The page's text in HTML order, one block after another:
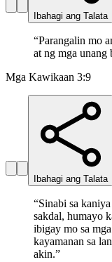
Ibahagi ang Talata
“Parangalin mo
at ng mga unang
Mga Kawikaan 3:9
Ibahagi ang Talata
“Sinabi sa
sakdal, humayo
ibigay mo sa
kayamanan sa
akin.”